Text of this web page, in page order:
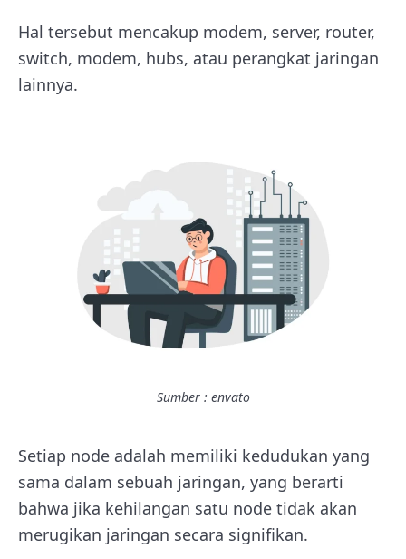
Hal tersebut mencakup modem, server, router,
switch, modem, hubs, atau perangkat jaringan
lainnya.
Sumber : envato
Setiap node adalah memiliki kedudukan yang
sama dalam sebuah jaringan, yang berarti
bahwa jika kehilangan satu node tidak akan
merugikan jaringan secara signifikan.